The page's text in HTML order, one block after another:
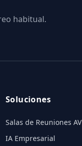
habitual.
Soluciones
Salas de Reuniones AV
IA Empresarial